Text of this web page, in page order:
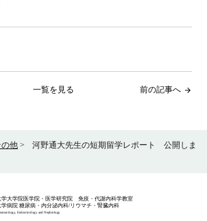
一覧を見る arrow_forward
前の記事へ
の他 >
河野通大先生の短期留学レポート 公開しま
学大学院医学院・医学研究院 免疫・代謝内科学教室
学病院 糖尿病・内分泌内科/リウマチ・腎臓内科
Endocrinology and Nephrology